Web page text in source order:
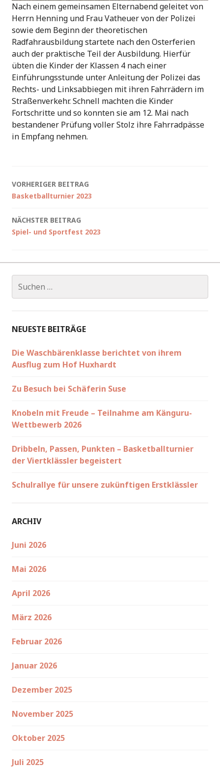
Nach einem gemeinsamen Elternabend geleitet von
Herrn Henning und Frau Vatheuer von der Polizei
sowie dem Beginn der theoretischen
Radfahrausbildung startete nach den Osterferien
auch der praktische Teil der Ausbildung. Hierfür
übten die Kinder der Klassen 4 nach einer
Einführungsstunde unter Anleitung der Polizei das
Rechts- und Linksabbiegen mit ihren Fahrrädern im
Straßenverkehr. Schnell machten die Kinder
Fortschritte und so konnten sie am 12. Mai nach
bestandener Prüfung voller Stolz ihre Fahrradpässe
in Empfang nehmen.
Beitragsnavigation
VORHERIGER BEITRAG
Basketballturnier 2023
NÄCHSTER BEITRAG
Spiel- und Sportfest 2023
nach:
NEUESTE BEITRÄGE
Die Waschbärenklasse berichtet von ihrem
Ausflug zum Hof Huxhardt
Zu Besuch bei Schäferin Suse
Knobeln mit Freude – Teilnahme am Känguru-
Wettbewerb 2026
Dribbeln, Passen, Punkten – Basketballturnier
der Viertklässler begeistert
Schulrallye für unsere zukünftigen Erstklässler
ARCHIV
Juni 2026
Mai 2026
April 2026
März 2026
Februar 2026
Januar 2026
Dezember 2025
November 2025
Oktober 2025
Juli 2025